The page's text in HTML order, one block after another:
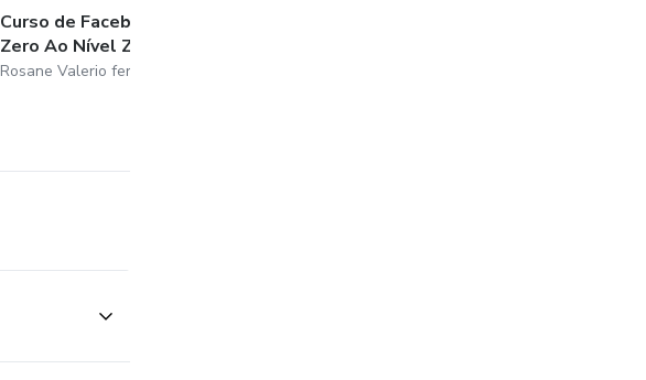
Curso de Facebook Ads do
Zero Ao Nível Zuckerberg
Rosane Valerio ferreira